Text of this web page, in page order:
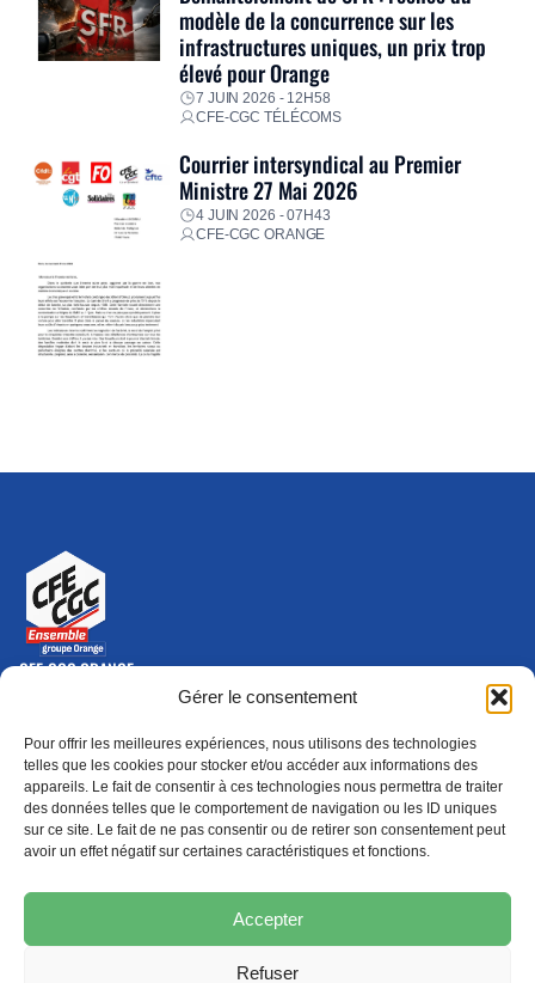
Gérer le consentement
Pour offrir les meilleures expériences, nous utilisons des technologies
telles que les cookies pour stocker et/ou accéder aux informations des
appareils. Le fait de consentir à ces technologies nous permettra de traiter
des données telles que le comportement de navigation ou les ID uniques
sur ce site. Le fait de ne pas consentir ou de retirer son consentement peut
avoir un effet négatif sur certaines caractéristiques et fonctions.
Accepter
Refuser
modèle de la concurrence sur les
infrastructures uniques, un prix trop
élevé pour Orange
7 JUIN 2026 - 12H58
CFE-CGC TÉLÉCOMS
Courrier intersyndical au Premier
Ministre 27 Mai 2026
4 JUIN 2026 - 07H43
CFE-CGC ORANGE
CFE-CGC ORANGE
10-12 rue Saint Amand, 75015 Paris Cedex 15
Nous contacter
01 46 79 28 74
S'ABONNER(NOUVELLE FENÊTRE)
ADHÉRER
Épargne
(nouvelle fenêtre) Formation
(nouvelle fenêtre)